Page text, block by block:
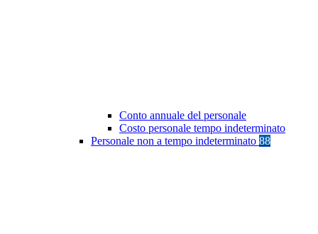
Conto annuale del personale
Costo personale tempo indeterminato
Personale non a tempo indeterminato 88